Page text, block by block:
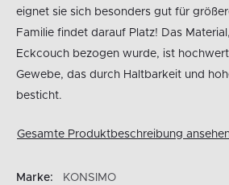
eignet sie sich besonders gut für
Familie findet darauf Platz! Das
Eckcouch bezogen wurde, ist
Gewebe, das durch Haltbarkeit und
besticht.
Gesamte Produktbeschreibung
Marke:
KONSIMO